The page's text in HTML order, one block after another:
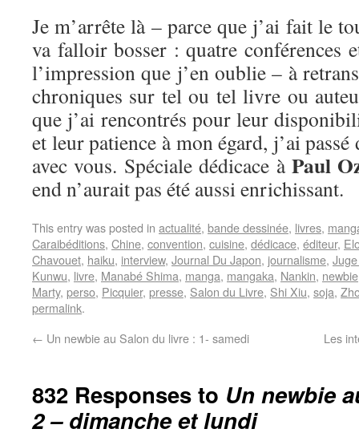
Je m’arrête là – parce que j’ai fait le
va falloir bosser : quatre conférences
l’impression que j’en oublie – à
chroniques sur tel ou tel livre ou
que j’ai rencontrés pour leur
et leur patience à mon égard, j’ai
avec vous. Spéciale dédicace à Paul
end n’aurait pas été aussi enrichissant.
This entry was posted in actualité, bande dessinée, livres,
Caraibéditions, Chine, convention, cuisine, dédicace, éditeur,
Chavouet, haiku, interview, Journal Du Japon, journalisme,
Kunwu, livre, Manabé Shima, manga, mangaka, Nankin, newbie
Marty, perso, Picquier, presse, Salon du Livre, Shi Xiu, soja,
permalink.
← Un newbie au Salon du livre : 1- samedi Les
832 Responses to Un newbie
2 – dimanche et lundi